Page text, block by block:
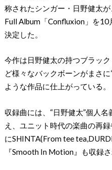
称されたシンガー・日野健太
Full Album「Confluxion」を
決定した。
今作は日野健太の持つブラッ
ど様々なバックボーンがまさ
ような作品に仕上がっている。
収録曲には、“日野健太”個人
え、ユニット時代の楽曲の再
にSHINTA(From tee
『Smooth In Motion』も収録さ